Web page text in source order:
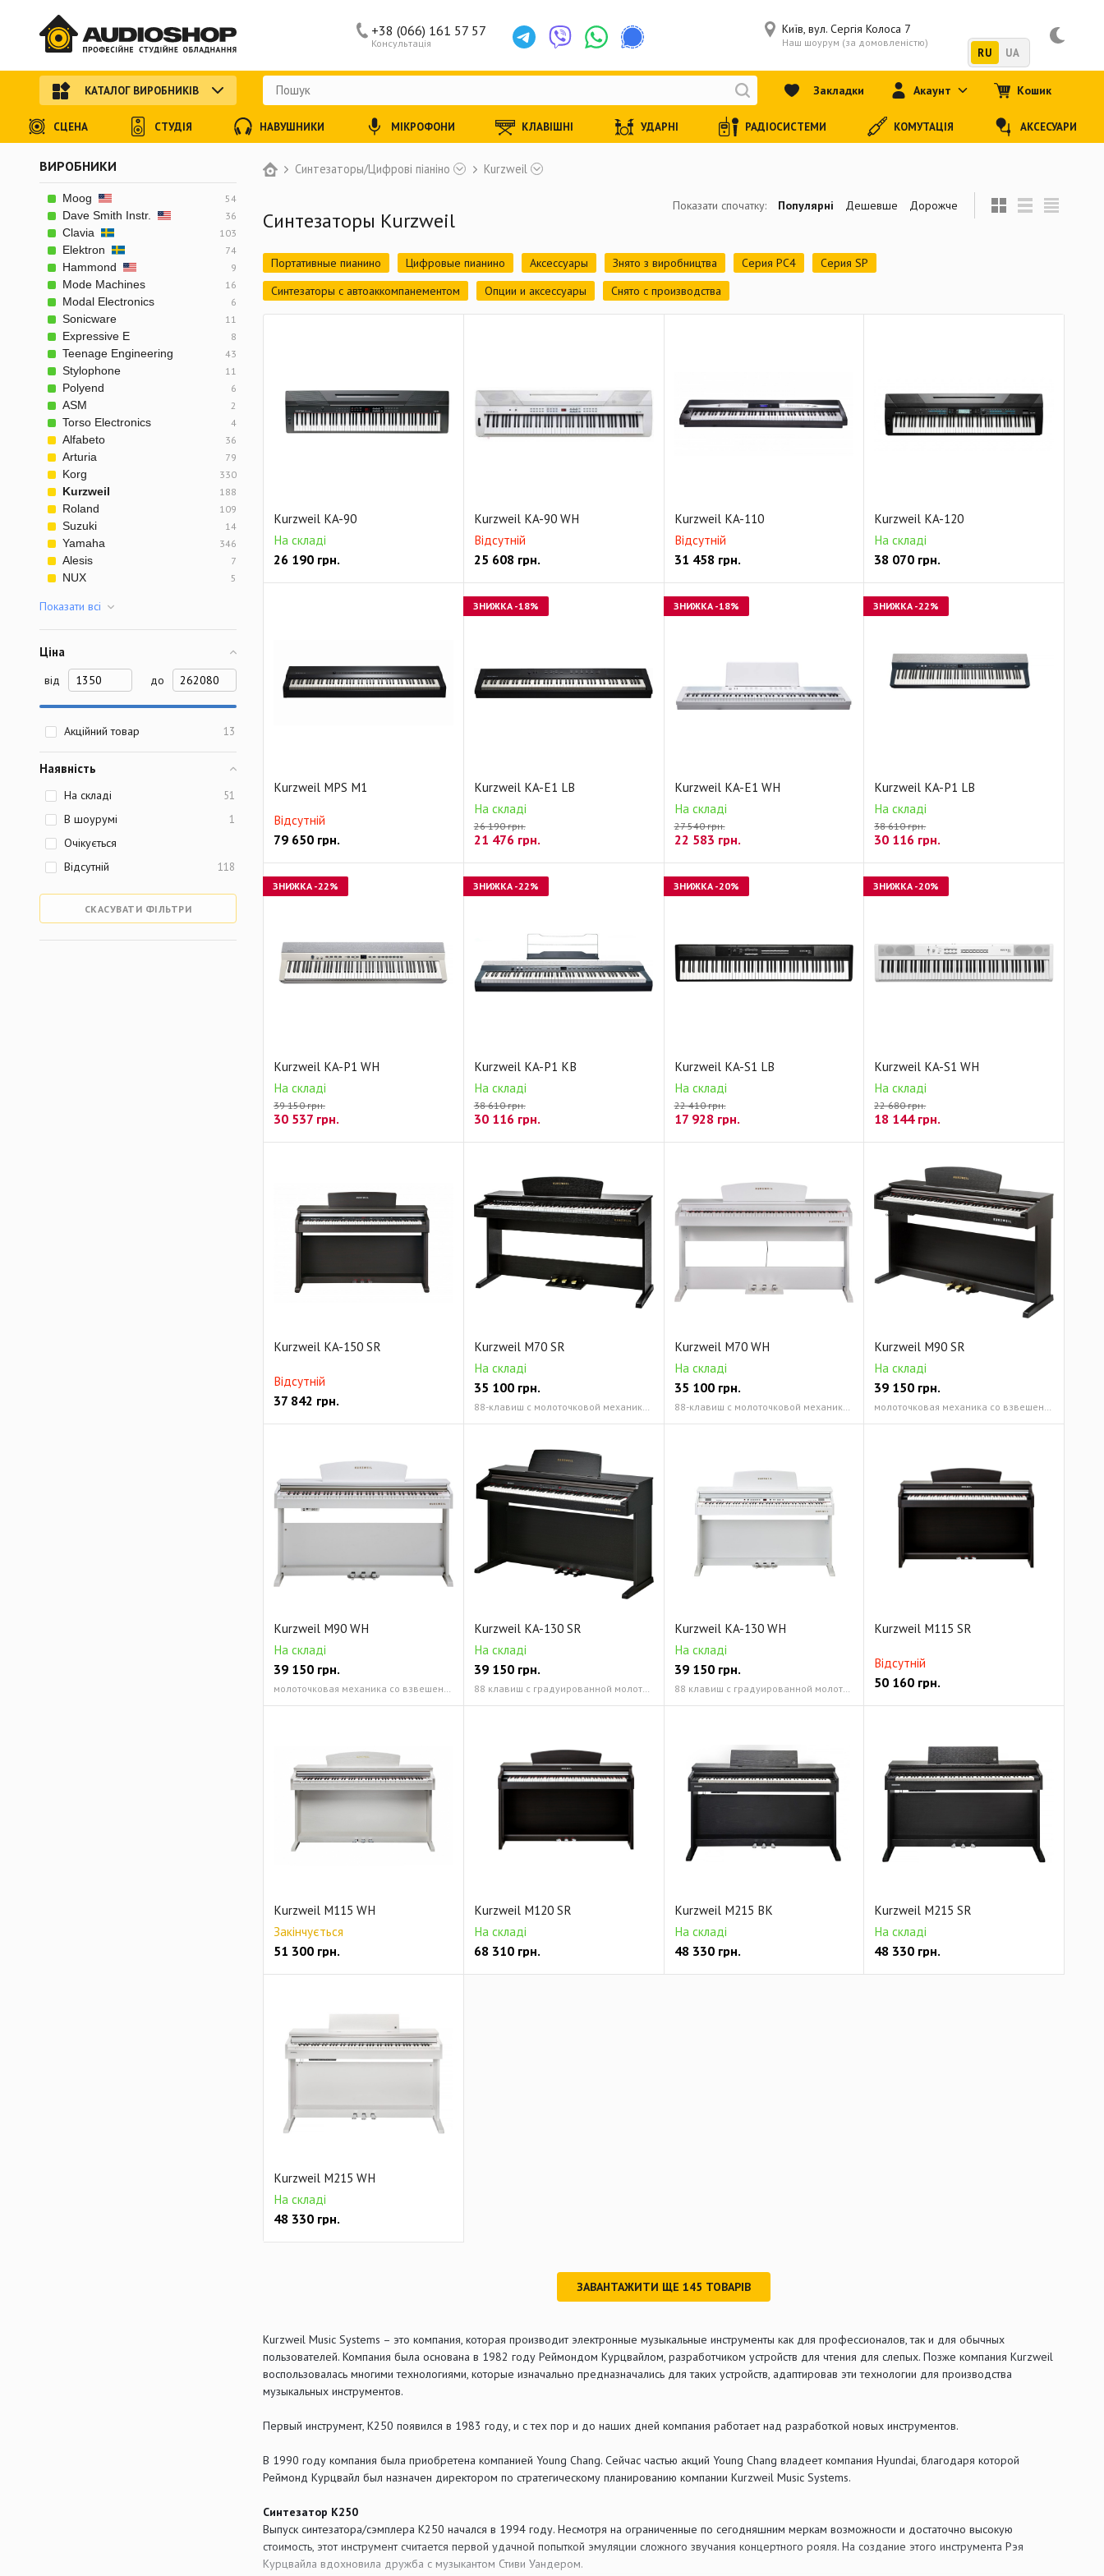
Синтезаторы/Цифрові піаніно Kurzweil
Синтезаторы Kurzweil
Портативные пианино Цифровые пианино Аксессуары Знято з виробництва Серия PC4
Серия SP
Синтезаторы с автоаккомпанементом
Опции и аксессуары Снято с производства
Kurzweil KA-90
На складі
26 190 грн.
Kurzweil KA-90 WH
Відсутній
25 608 грн.
Kurzweil KA-110
Відсутній
31 458 грн.
Kurzweil KA-120
На складі
38 070 грн.
Kurzweil MPS M1
Відсутній
79 650 грн.
Kurzweil KA-E1 LB
На складі
26 190 грн.
21 476грн.
ЗНИЖКА-18%
Kurzweil KA-E1 WH
На складі
27 540 грн.
22 583 грн.
ЗНИЖКА-18%
Kurzweil KA-P1 LB
На складі
38 610 грн.
30 116 грн.
ЗНИЖКА -22%
Kurzweil KA-P1 WH
На складі
39 150 грн.
30 537 грн.
ЗНИЖКА -22%
Kurzweil KA-P1 KB
На складі
38 610 грн.
30 116грн.
ЗНИЖКА-22%
Kurzweil KA-S1 LB
На складі
22 410 грн.
17 928 грн.
ЗНИЖКА-20%
Kurzweil KA-S1 WH
На складі
22 680 грн.
18 144грн.
ЗНИЖКА -20%
Kurzweil KA-150 SR
Відсутній
37 842 грн.
Kurzweil M70 SR
На складі
35 100грн.
88-клавиш с молоточковой механикой PCM
Kurzweil M70 WH
На складі
35 100грн.
88-клавиш с молоточковой механикой PCM
Kurzweil M90 SR
На складі
39 150 грн.
молоточковая механика со взвешенными 88-клавишами Stereo PCM
Kurzweil M90 WH
На складі
39 150 грн.
Kurzweil KA-130 SR
На складі
39 150грн.
88 клавиш с градуированной молоточковой механикой и регулируемой чувствительностью клавиш (88RGTA) Stereo PCM
Kurzweil KA-130 WH
На складі
39 150грн.
88 клавиш с градуированной молоточковой механикой и регулируемой чувствительностью клавиш (88RGTA) Stereo PCM
Kurzweil M115 SR
Відсутній
50 160 грн.
Kurzweil M115 WH
Закінчується
51 300 грн.
Kurzweil M120 SR
На складі
68 310грн.
Kurzweil M215 BK
На складі
48 330грн.
Kurzweil M215 SR
На складі
48 330 грн.
Kurzweil M215 WH
На складі
48 330 грн.
Показати спочатку: Популярні Дешевше Дорожче
ЗАВАНТАЖИТИ ЩЕ 145 ТОВАРІВ
Kurzweil Music Systems – это компания, которая производит электронные музыкальные инструменты как для профессионалов, так и для обычных
пользователей. Компания была основана в 1982 году Реймондом Курцвайлом, разработчиком устройств для чтения для слепых. Позже компания Kurzweil
воспользовалась многими технологиями, которые изначально предназначались для таких устройств, адаптировав эти технологии для производства
музыкальных инструментов.
Первый инструмент, К250 появился в 1983 году, и с тех пор и до наших дней компания работает над разработкой новых инструментов.
В 1990 году компания была приобретена компанией Young Chang. Сейчас частью акций Young Chang владеет компания Hyundai, благодаря которой
Реймонд Курцвайл был назначен директором по стратегическому планированию компании Kurzweil Music Systems.
Синтезатор К250
Выпуск синтезатора/сэмплера К250 начался в 1994 году. Несмотря на ограниченные по сегодняшним меркам возможности и достаточно высокую
стоимость, этот инструмент считается первой удачной попыткой эмуляции сложного звучания концертного рояля. На создание этого инструмента Рэя
Курцвайла вдохновила дружба с музыкантом Стиви Уандером.
ВИРОБНИКИ
Moog 54
Dave Smith Instr. 36
Clavia 103
Elektron 74
Hammond 9
Mode Machines 16
Modal Electronics 6
Sonicware 11
Expressive E 8
Teenage Engineering 43
Stylophone 11
Polyend 6
ASM 2
Torso Electronics 4
Alfabeto 36
Arturia 79
Korg 330
Kurzweil 188
Roland 109
Suzuki 14
Yamaha 346
Alesis 7
NUX 5
Показати всi
Ціна
від до
Акційний товар 13
Наявність
На складі 51
В шоурумі 1
Очікується
Відсутній
118
СКАСУВАТИ ФІЛЬТРИ
Консультація
+38 (066) 161 57 57 Київ, вул. Сергія Колоса 7
Наш шоурум (за домовленістю)
RU UA
КАТАЛОГ ВИРОБНИКІВ Закладки Акаунт Кошик
СЦЕНА СТУДІЯ НАВУШНИКИ МІКРОФОНИ КЛАВІШНІ УДАРНІ РАДІОСИСТЕМИ КОМУТАЦІЯ АКСЕСУАРИ